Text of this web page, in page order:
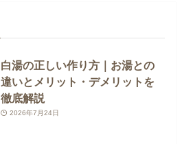
白湯の正しい作り方｜お湯との
違いとメリット・デメリットを
徹底解説
2026年7月24日